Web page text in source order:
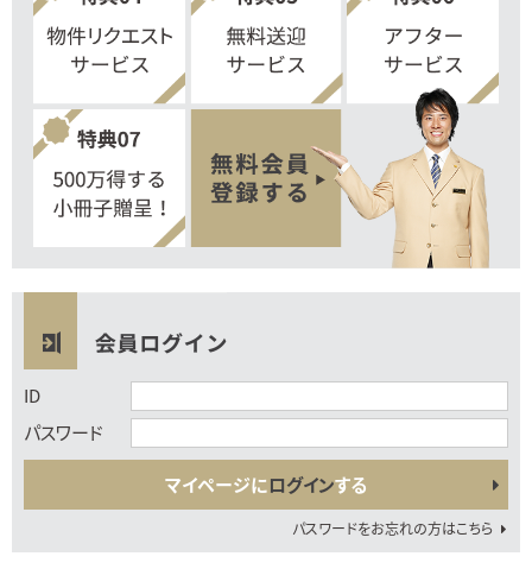
ID
パスワード
マイページにログインする
パスワードをお忘れの方はこちら